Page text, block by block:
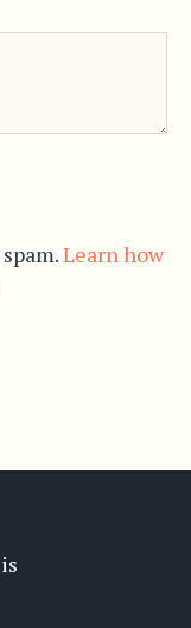
Learn how